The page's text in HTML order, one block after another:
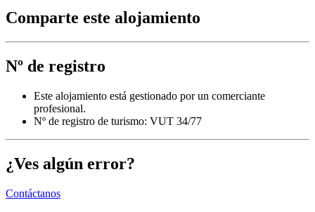
Comparte este alojamiento
Nº de registro
Este alojamiento está gestionado por un comerciante
profesional.
Nº de registro de turismo: VUT 34/77
¿Ves algún error?
Contáctanos